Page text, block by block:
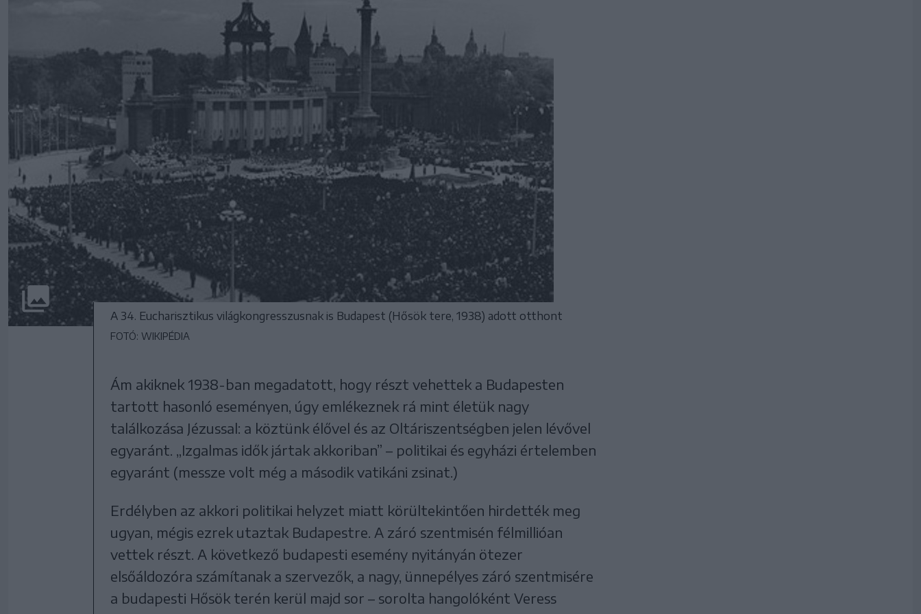
A 34. Eucharisztikus világkongresszusnak is Budapest (Hősök tere, 1938) adott otthont
FOTÓ: WIKIPÉDIA
Ám akiknek 1938-ban megadatott, hogy részt vehettek a Budapesten
tartott hasonló eseményen, úgy emlékeznek rá mint életük nagy
találkozása Jézussal: a köztünk élővel és az Oltáriszentségben jelen lévővel
egyaránt. „Izgalmas idők jártak akkoriban” – politikai és egyházi értelemben
egyaránt (messze volt még a második vatikáni zsinat.)
Erdélyben az akkori politikai helyzet miatt körültekintően hirdették meg
ugyan, mégis ezrek utaztak Budapestre. A záró szentmisén félmillióan
vettek részt. A következő budapesti esemény nyitányán ötezer
elsőáldozóra számítanak a szervezők, a nagy, ünnepélyes záró szentmisére
a budapesti Hősök terén kerül majd sor – sorolta hangolóként Veress